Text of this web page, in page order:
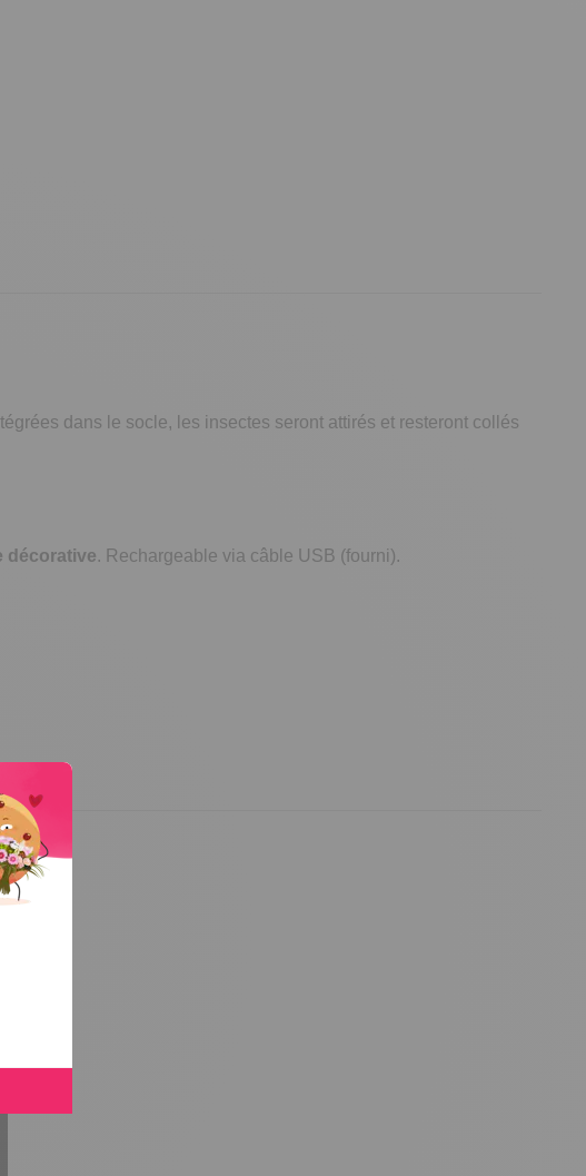
dans le socle, les insectes seront attirés et resteront collés
décorative. Rechargeable via câble USB (fourni).